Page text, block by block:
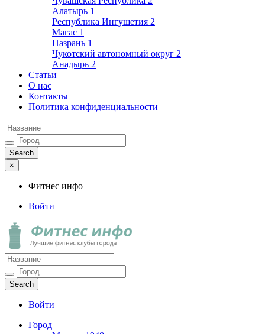
Алатырь 1
Республика Ингушетия 2
Магас 1
Назрань 1
Чукотский автономный округ 2
Анадырь 2
Статьи
О нас
Контакты
Политика конфиденциальности
×
Фитнес инфо
Войти
Фитнес инфо
Лучшие фитнес клубы города
Войти
Город